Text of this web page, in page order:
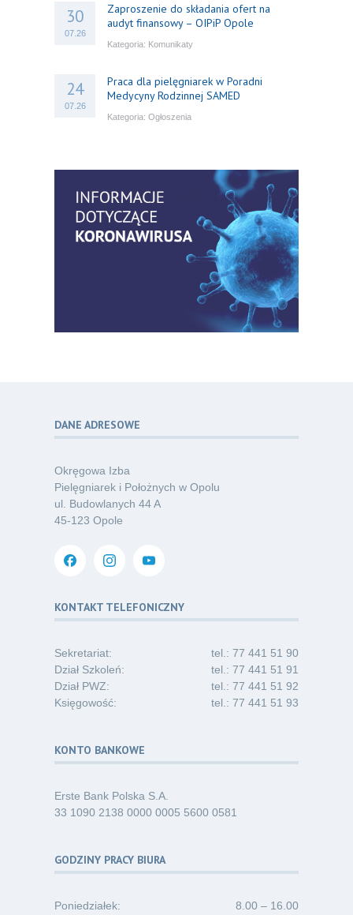
30
07.26
Zaproszenie do składania ofert na
audyt finansowy – OIPiP Opole
Kategoria: Komunikaty
24
07.26
Praca dla pielęgniarek w Poradni
Medycyny Rodzinnej SAMED
Kategoria: Ogłoszenia
z elektrokardiografii dla pielęgniarek
Kategoria:Szkolenia
14
Bezpłatny webinar: Od wytycznych do
praktyki – aktualny konsensus ekspertów
w dostępie naczyniowym
06
Zaproszenie na Ogólnopolską
06
Bez strachu, z wiedzą – jak położna
może inspirować kobiety do świadomej
06
Poza sezonem, poza schematem –
Kategoria:Podcasty
03
Oferta pracy – pielęgniarka/pielęgniarz
w opiece długoterminowej (Nysa)
DANE ADRESOWE
Okręgowa Izba
Pielęgniarek i Położnych w Opolu
ul. Budowlanych 44 A
45-123 Opole
KONTAKT TELEFONICZNY
Sekretariat:
tel.: 77 441 51 90
Dział Szkoleń:
tel.: 77 441 51 91
Dział PWZ:
tel.: 77 441 51 92
Księgowość:
tel.: 77 441 51 93
KONTO BANKOWE
Erste Bank Polska S.A.
33 1090 2138 0000 0005 5600 0581
GODZINY PRACY BIURA
Poniedziałek: 8.00 – 16.00